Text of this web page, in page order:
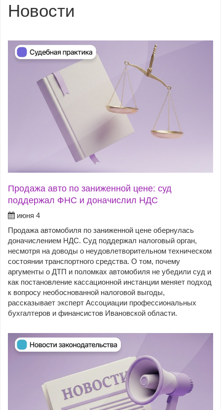
Новости
Продажа авто по заниженной цене: суд
поддержал ФНС и доначислил НДС
июня 4
Продажа автомобиля по заниженной цене обернулась
доначислением НДС. Суд поддержал налоговый орган,
несмотря на доводы о неудовлетворительном техническом
состоянии транспортного средства. О том, почему
аргументы о ДТП и поломках автомобиля не убедили суд и
как постановление кассационной инстанции меняет подход
к вопросу необоснованной налоговой выгоды,
рассказывает эксперт Ассоциации профессиональных
бухгалтеров и финансистов Ивановской области.